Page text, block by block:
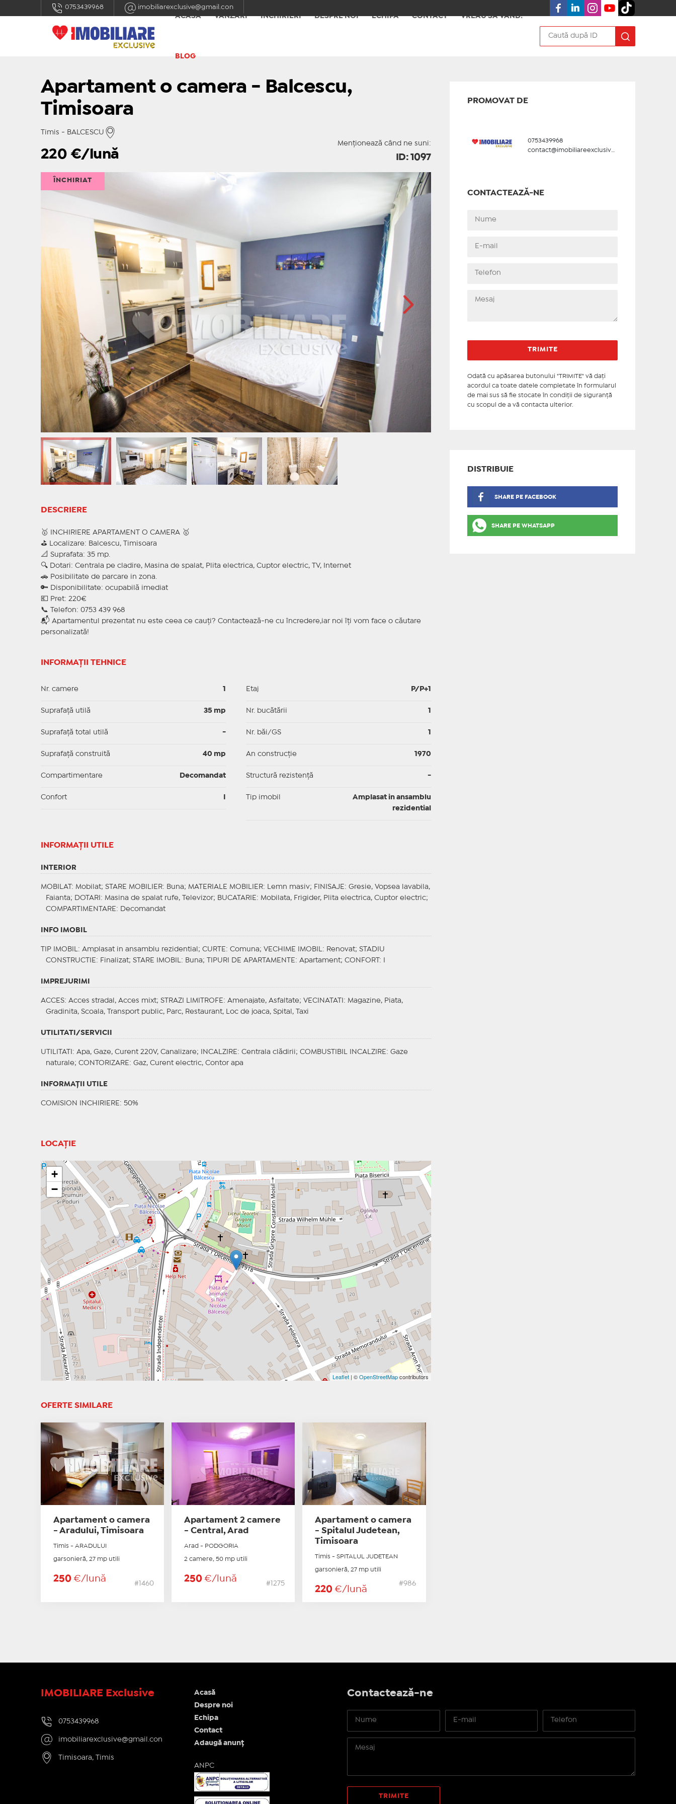
0753439968
imobiliarexclusive@gmail.con
ACASĂ
VÂNZĂRI ÎNCHIRIERI DESPRE NOI ECHIPA CONTACT VREAU SA VÂND!
BLOG
Apartament o camera - Balcescu,
Timisoara
Timis - BALCESCU
Menționează când ne suni:
220 €/lună ID: 1097
ÎNCHIRIAT
DESCRIERE
🥇 INCHIRIERE APARTAMENT O CAMERA 🥇
⛳ Localizare: Balcescu, Timisoara
📐 Suprafata: 35 mp.
🔍 Dotari: Centrala pe cladire, Masina de spalat, Plita electrica, Cuptor electric, TV, Internet
🚗 Posibilitate de parcare in zona.
🔑 Disponibilitate: ocupabilă imediat
💶 Pret: 220€
📞 Telefon: 0753 439 968
📬 Apartamentul prezentat nu este ceea ce cauți? Contactează-ne cu încredere,iar noi îți vom face o căutare
personalizată!
INFORMAȚII TEHNICE
Nr. camere
Suprafaţă utilă 35 mp
Suprafaţă total utilă -
Suprafaţă construită 40 mp
Compartimentare Decomandat
Confort
Etaj P/P+1
Nr. bucătării
Nr. băi/GS
An construcție 1970
Structură rezistență -
Tip imobil
Amplasat in ansamblu
rezidential
INFORMAŢII UTILE
INTERIOR
MOBILAT : Mobilat; STARE MOBILIER: Buna; MATERIALE MOBILIER: Lemn masiv; FINISAJE : Gresie, Vopsea lavabila,
Faianta;
DOTARI : Masina de spalat rufe, Televizor; BUCATARIE : Mobilata, Frigider, Plita electrica, Cuptor electric;
COMPARTIMENTARE : Decomandat
INFO IMOBIL
TIP IMOBIL : Amplasat in ansamblu rezidential; CURTE : Comuna; VECHIME IMOBIL : Renovat; STADIU
CONSTRUCTIE : Finalizat; STARE IMOBIL : Buna; TIPURI DE APARTAMENTE : Apartament; CONFORT : I
IMPREJURIMI
ACCES: Acces stradal, Acces mixt; STRAZI LIMITROFE : Amenajate, Asfaltate; VECINATATI
: Magazine, Piata,
Gradinita, Scoala, Transport public, Parc, Restaurant, Loc de joaca, Spital, Taxi
UTILITATI/SERVICII
UTILITATI : Apa, Gaze, Curent 220V, Canalizare; INCALZIRE : Centrala clădirii; COMBUSTIBIL INCALZIRE : Gaze
naturale; CONTORIZARE : Gaz, Curent electric, Contor apa
INFORMAŢII UTILE
COMISION INCHIRIERE: 50%
LOCAȚIE
+
−
Leaflet| ©OpenStreetMapcontributors
PROMOVAT DE
0753439968
contact@imobiliareexclusive.ro
CONTACTEAZĂ-NE
Odată cu apăsarea butonului "TRIMITE" vă daţi
acordul ca toate datele completate în formularul
de mai sus să fie stocate în condiţii de siguranţă
cu scopul de a vă contacta ulterior.
DISTRIBUIE
SHARE PE FACEBOOK
SHARE PE WHATSAPP
OFERTE SIMILARE
Apartament o camera
- Aradului, Timisoara
Timis - ARADULUI
garsonieră, 27 mp utili
250 €/lună
#1460
Apartament 2 camere
- Central, Arad
Arad - PODGORIA
2 camere, 50 mp utili
250€/lună
#1275
Apartament o camera
- Spitalul Judetean,
Timisoara
Timis - SPITALUL JUDETEAN
garsonieră, 27 mp utili
220€/lună
#986
IMOBILIARE Exclusive
0753439968
imobiliarexclusive@gmail.con
Timisoara, Timis
Acasă
Despre noi
Echipa
Contact
Adaugă anunț
ANPC
Contactează-ne